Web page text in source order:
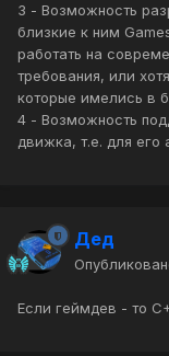
3 - Возможность
близкие к ним
работать на
требования, или
которые имелись в
4 - Возможность
движка, т.е. для его
Дед
Если геймдев - то